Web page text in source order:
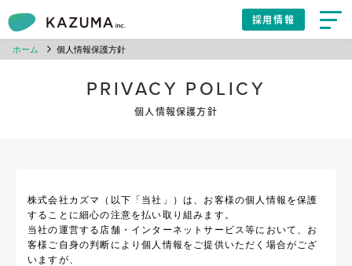
採用情報
ホーム 個人情報保護方針
PRIVACY POLICY
個人情報保護方針
株式会社カズマ（以下「当社」）は、お客様の個人情報を保護
することに細心の注意を払い取り組みます。
当社の運営する店舗・インターネットサービス等において、お
客様ご自身の判断により個人情報をご提供いただく場合がござ
いますが、